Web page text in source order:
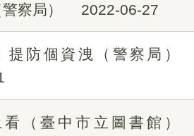
察局） 2022-06-27
防個資洩（警察局）
（臺中市立圖書館）